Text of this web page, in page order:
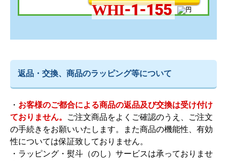
WHI-1-155
返品・交換、商品のラッピング等について
・ お客様のご都合による商品の返品及び交換は受け付け
ておりません。
ご注文商品をよくご確認のうえ、ご注文
の手続きをお願いいたします。また商品の機能性、有効
性については保証致しておりません。
・ラッピング・熨斗（のし）サービスは承っておりませ